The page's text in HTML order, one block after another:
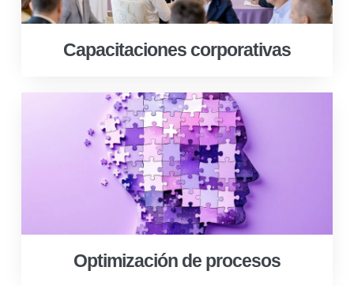
Capacitaciones corporativas
Optimización de procesos